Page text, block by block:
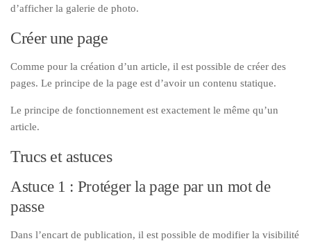
d’afficher la galerie de photo.
Créer une page
Comme pour la création d’un article, il est possible de créer des
pages. Le principe de la page est d’avoir un contenu statique.
Le principe de fonctionnement est exactement le même qu’un
article.
Trucs et astuces
Astuce 1 : Protéger la page par un mot de
passe
Dans l’encart de publication, il est possible de modifier la visibilité